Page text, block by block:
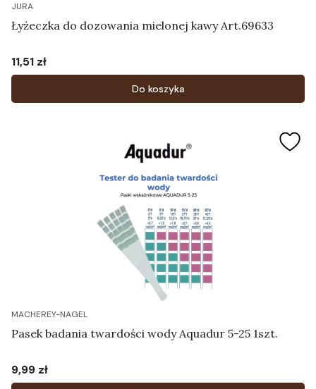
JURA
Łyżeczka do dozowania mielonej kawy Art.69633
Cena
11,51 zł
Do koszyka
MACHEREY-NAGEL
Pasek badania twardości wody Aquadur 5-25 1szt.
Cena
9,99 zł